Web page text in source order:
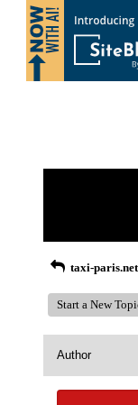
taxi-
Start a New
Author